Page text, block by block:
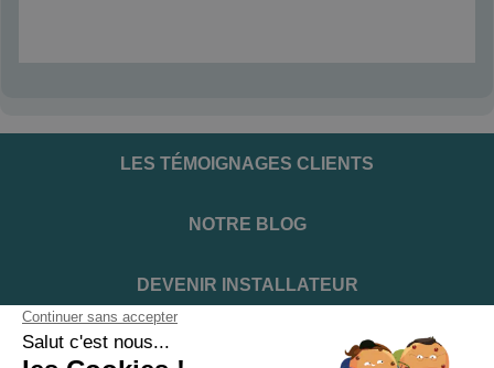
LES TÉMOIGNAGES CLIENTS
NOTRE BLOG
DEVENIR INSTALLATEUR
NOTRE SERVICE APRÈS VENTE